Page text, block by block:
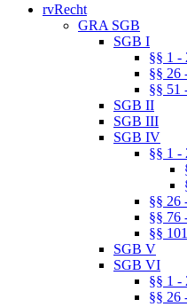
rvRecht
GRA SGB
SGB I
§§ 1 -
§§ 26
§§ 51
SGB II
SGB III
SGB IV
§§ 1 -
§§ 26
§§ 76
§§
SGB V
SGB VI
§§ 1 -
§§ 26